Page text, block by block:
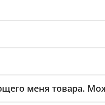
меня товара.